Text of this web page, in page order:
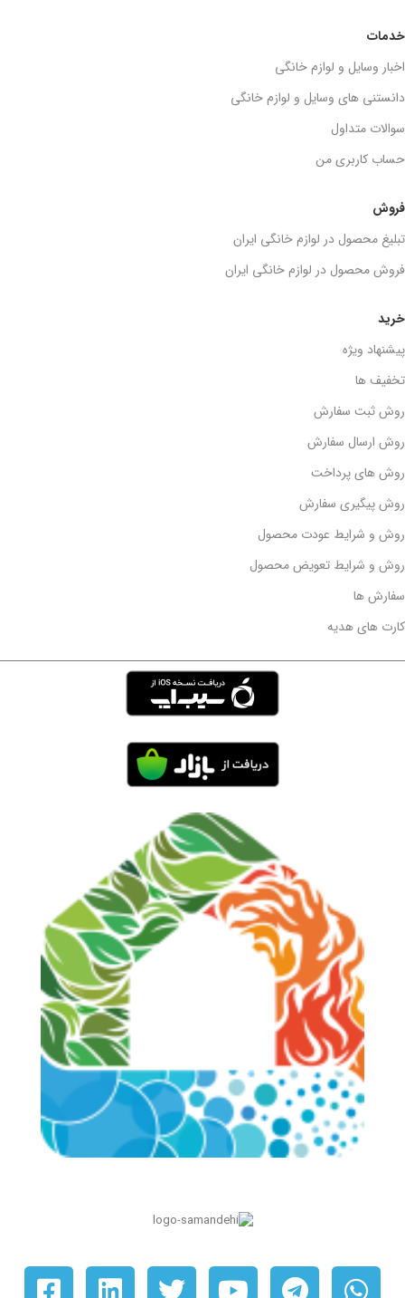
خرید
پیشنهاد ویژه
تخفیف ها
روش ثبت سفارش
روش ارسال سفارش
روش های پرداخت
روش پیگیری سفارش
روش و شرایط عودت محصول
روش و شرایط تعویض محصول
سفارش ها
کارت های هدیه
فروش
تبلیغ محصول در لوازم خانگی ایران
فروش محصول در لوازم خانگی ایران
خدمات
اخبار وسایل و لوازم خانگی
دانستنی های وسایل و لوازم خانگی
سوالات متداول
حساب کاربری من